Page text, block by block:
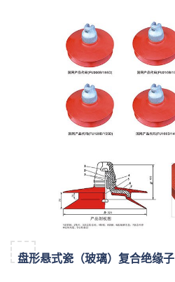
盘形悬式瓷（玻璃）复合绝缘子